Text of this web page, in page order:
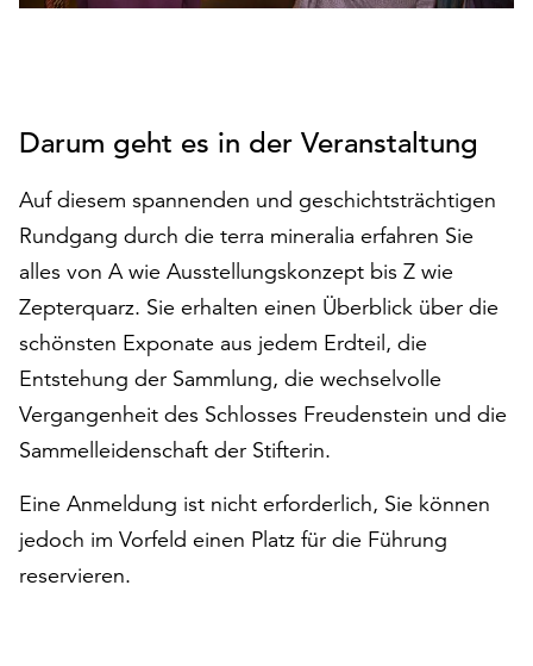
zu
akzeptieren.
Sie
können
Ihr
Einverständnis
jederzeit
ändern
und
widerrufen.
Dafür
steht
Ihnen
am
Ende
der
Seite
Darum geht es in der Veranstaltung
Auf diesem spannenden und geschichtsträchtigen
Rundgang durch die terra mineralia erfahren Sie
alles von A wie Ausstellungskonzept bis Z wie
Zepterquarz. Sie erhalten einen Überblick über die
schönsten Exponate aus jedem Erdteil, die
Entstehung der Sammlung, die wechselvolle
Vergangenheit des Schlosses Freudenstein und die
Sammelleidenschaft der Stifterin.
Eine Anmeldung ist nicht erforderlich, Sie können
jedoch im Vorfeld einen Platz für die Führung
reservieren.